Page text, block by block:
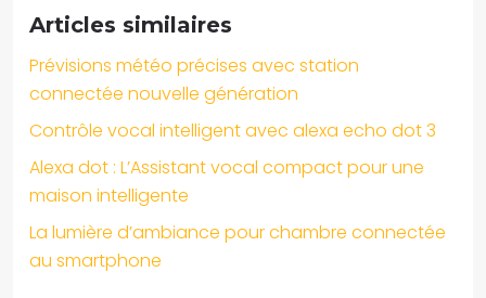
Articles similaires
Prévisions météo précises avec station
connectée nouvelle génération
Contrôle vocal intelligent avec alexa echo dot 3
Alexa dot : L’Assistant vocal compact pour une
maison intelligente
La lumière d’ambiance pour chambre connectée
au smartphone